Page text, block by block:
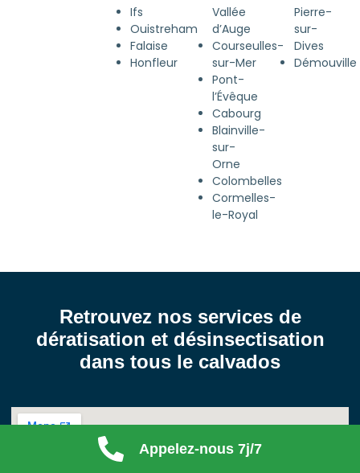
Appelez-nous 7j/7
Ifs
Ouistreham
Falaise
Honfleur
Vallée
d’Auge
Courseulles-
sur-Mer
Pont-
l’Évêque
Cabourg
Blainville-
sur-
Orne
Colombelles
Cormelles-
le-Royal
Pierre-
sur-
Dives
Démouville
Retrouvez nos services de
dératisation et désinsectisation
dans tous le calvados